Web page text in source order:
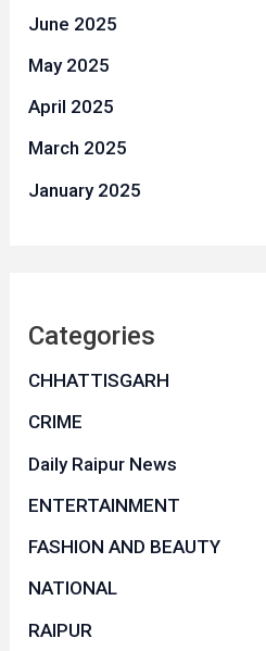
June 2025
May 2025
April 2025
March 2025
January 2025
Categories
CHHATTISGARH
CRIME
Daily Raipur News
ENTERTAINMENT
FASHION AND BEAUTY
NATIONAL
RAIPUR